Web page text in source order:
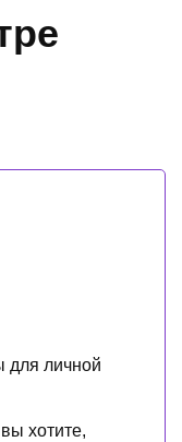
для личной
хотите,